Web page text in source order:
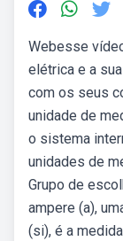
Webesse
elétrica e a
com os seus
unidade de
o sistema
unidades de
Grupo de
ampere (a),
(si), é a